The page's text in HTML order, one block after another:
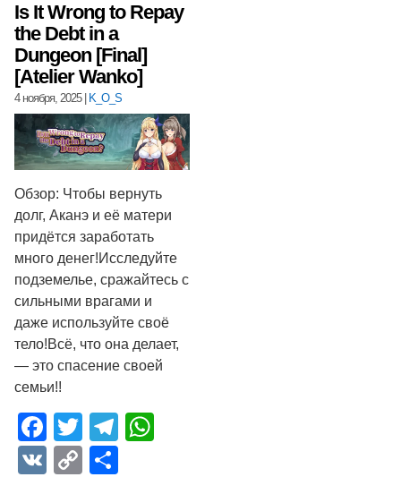
Is It Wrong to Repay
the Debt in a
Dungeon [Final]
[Atelier Wanko]
4 ноября, 2025| K_O_S
Обзор: Чтобы вернуть
долг, Аканэ и её матери
придётся заработать
много денег!Исследуйте
подземелье, сражайтесь с
сильными врагами и
даже используйте своё
тело!Всё, что она делает,
— это спасение своей
семьи!!
Facebook
TwitterTelegram
VK Copy